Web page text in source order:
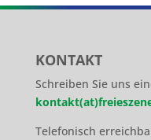
KONTAKT
Schreiben Sie uns
Telefonisch